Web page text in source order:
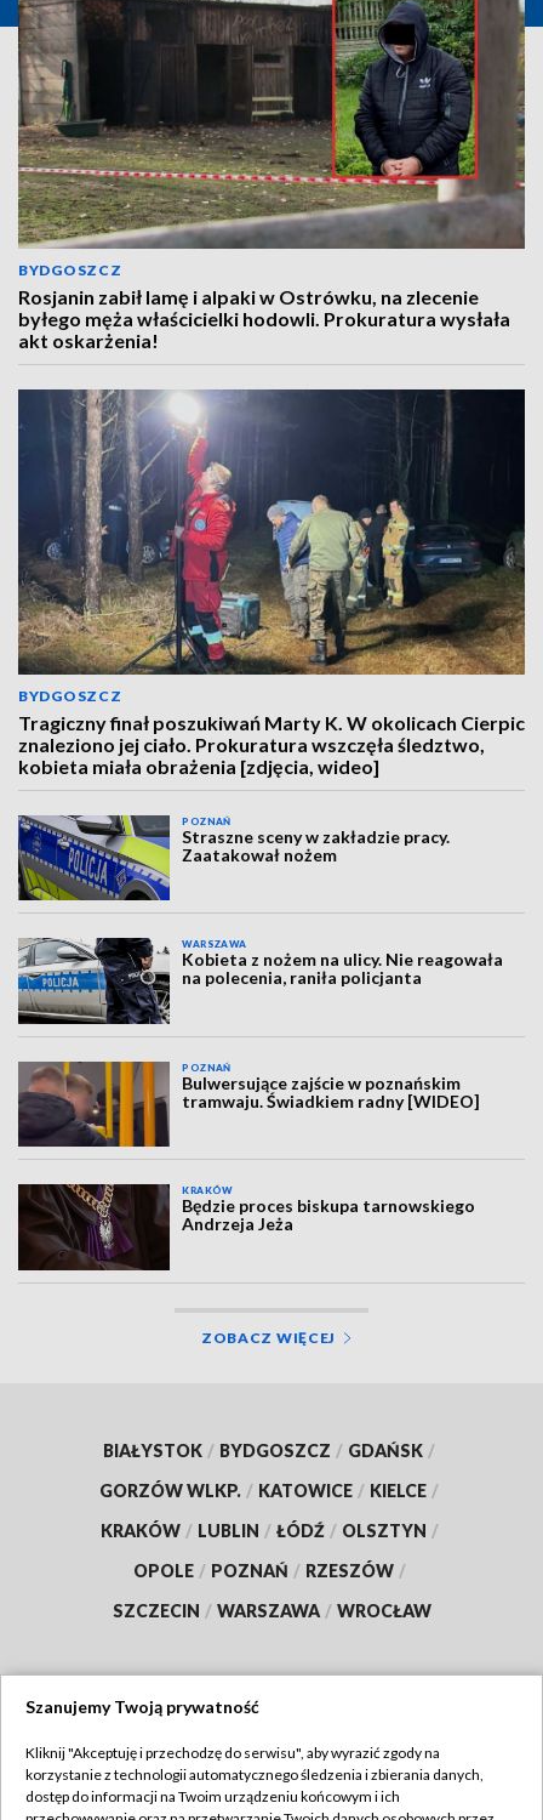
BYDGOSZCZ
Rosjanin zabił lamę i alpaki w Ostrówku, na zlecenie
byłego męża właścicielki hodowli. Prokuratura wysłała
akt oskarżenia!
BYDGOSZCZ
Tragiczny finał poszukiwań Marty K. W okolicach Cierpic
znaleziono jej ciało. Prokuratura wszczęła śledztwo,
kobieta miała obrażenia [zdjęcia, wideo]
POZNAŃ
Straszne sceny w zakładzie pracy.
Zaatakował nożem
WARSZAWA
Kobieta z nożem na ulicy. Nie reagowała
na polecenia, raniła policjanta
POZNAŃ
Bulwersujące zajście w poznańskim
tramwaju. Świadkiem radny [WIDEO]
KRAKÓW
Będzie proces biskupa tarnowskiego
Andrzeja Jeża
ZOBACZ WIĘCEJ
BIAŁYSTOK / BYDGOSZCZ / GDAŃSK /
GORZÓW WLKP. / KATOWICE / KIELCE /
KRAKÓW / LUBLIN / ŁÓDŹ / OLSZTYN /
OPOLE / POZNAŃ / RZESZÓW /
SZCZECIN / WARSZAWA / WROCŁAW
TVP
Szanujemy Twoją prywatność
Kliknij "Akceptuję i przechodzę do serwisu", aby wyrazić zgody na
korzystanie z technologii automatycznego śledzenia i zbierania danych,
dostęp do informacji na Twoim urządzeniu końcowym i ich